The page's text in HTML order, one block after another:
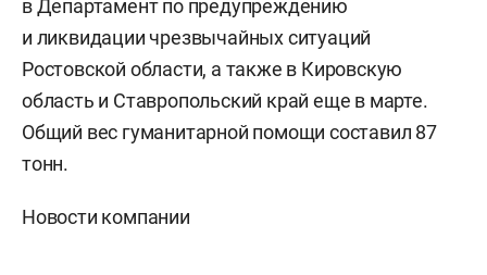
в Департамент по предупреждению
и ликвидации чрезвычайных ситуаций
Ростовской области, а также в Кировскую
область и Ставропольский край еще в марте.
Общий вес гуманитарной помощи составил 87
тонн.
Новости компании